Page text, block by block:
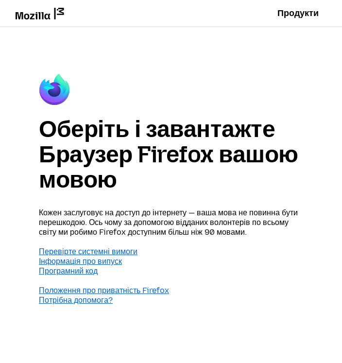
Продукти
Оберіть і завантажте
Браузер Firefox вашою
мовою
Кожен заслуговує на доступ до інтернету — ваша мова не повинна бути
перешкодою. Ось чому за допомогою відданих волонтерів по всьому
світу ми робимо Firefox доступним більш ніж 90 мовами.
Перевірте системні вимоги
Інформація про випуск
Програмний код
Положення про приватність Firefox
Потрібна допомога?